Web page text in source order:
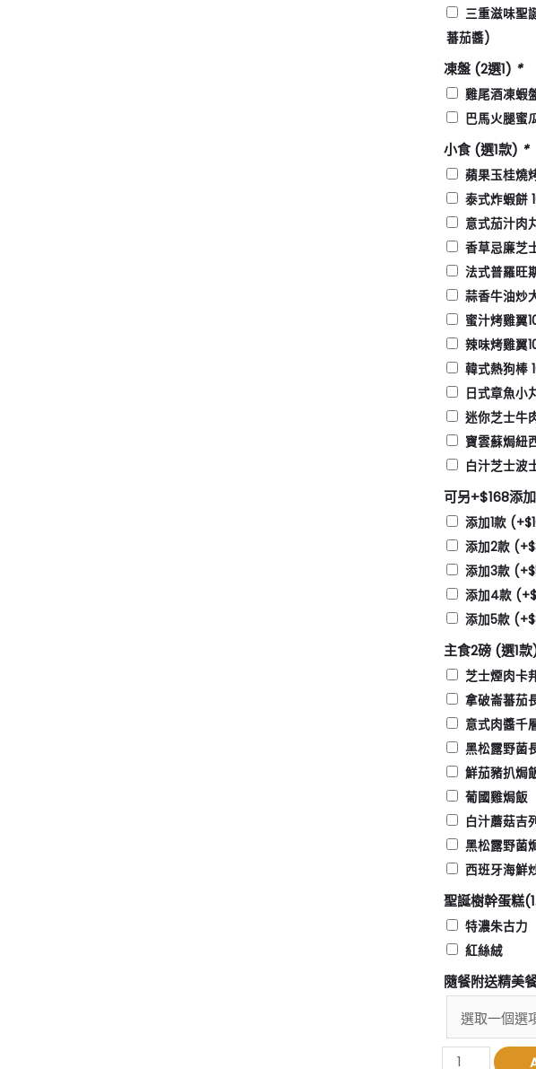
三重滋味聖
蕃茄醬)
凍盤 (2選1) *
雞尾酒凍蝦
巴馬火腿蜜
小食 (選1款) *
蘋果玉桂燒
泰式炸蝦餅
意式茄汁肉
香草忌廉芝
法式普羅旺
蒜香牛油炒
蜜汁烤雞翼
辣味烤雞翼
韓式熱狗棒
日式章魚小
迷你芝士牛
寶雲蘇焗紐
白汁芝士波
可另+$168添
添加1款 (+$
添加2款 (+$
添加3款 (+$
添加4款 (+$
添加5款 (+$
主食2磅 (選1
芝士煙肉卡
拿破崙蕃茄
意式肉醬千
黑松露野菌
鮮茄豬扒焗
葡國雞焗飯
白汁蘑菇吉
黑松露野菌
西班牙海鮮
聖誕樹幹蛋糕
特濃朱古力
紅絲絨
隨餐附送精美
2025